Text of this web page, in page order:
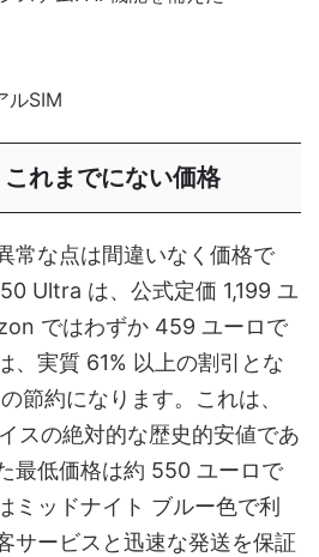
ルSIM
れまでにない価格
常な点は間違いなく価格で
Ultra は、公式定価 1,199 ユ
ではわずか 459 ユーロで
、実質 61% 以上の割引とな
節約になります。これは、
スの絶対的な歴史的安値であ
最低価格は約 550 ユーロで
ミッドナイト ブルー色で利
サービスと迅速な発送を保証